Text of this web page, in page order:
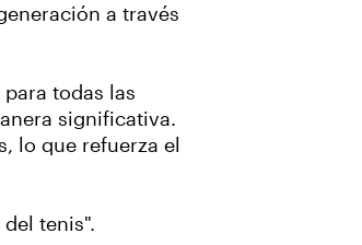
a través
todas las
significativa.
lo que refuerza el
tenis".